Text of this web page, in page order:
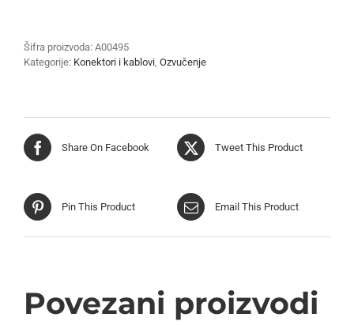
Šifra proizvoda: A00495
Kategorije: Konektori i kablovi, Ozvučenje
Share On Facebook Tweet This Product
Pin This Product Email This Product
Povezani proizvodi